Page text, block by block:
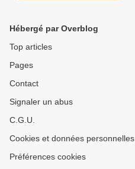
Hébergé par Overblog
Top articles
Pages
Contact
Signaler un abus
C.G.U.
Cookies et données personnelles
Préférences cookies